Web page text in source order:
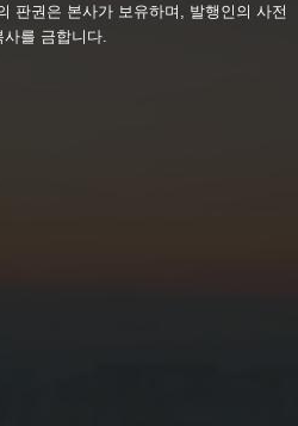
판권은 본사가 보유하며, 발행인의 사전
를 금합니다.